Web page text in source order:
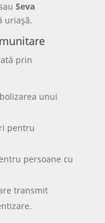
Seva
uriașă.
prin
unui
pentru
persoane cu
transmit